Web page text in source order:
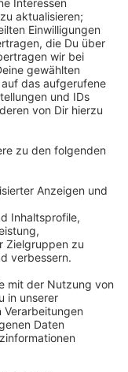
der mit
immer
Auch der
gut
so heiß.
etwa Philipp
Ein